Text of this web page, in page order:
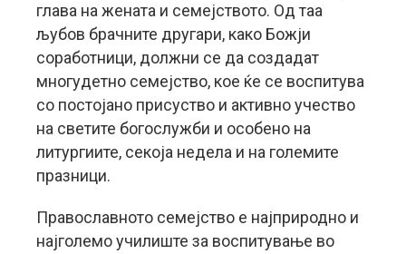
глава на жената и семејството. Од таа
љубов брачните другари, како Божји
соработници, должни се да создадат
многудетно семејство, кое ќе се воспитува
со постојано присуство и активно учество
на светите богослужби и особено на
литургиите, секоја недела и на големите
празници.
Православното семејство е најприродно и
најголемо училиште за воспитување во